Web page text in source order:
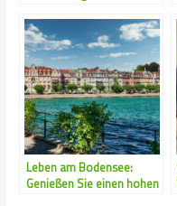
Leben am Bodensee:
Genießen Sie einen hohen